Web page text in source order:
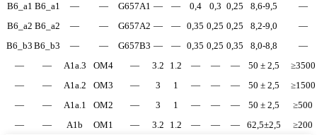
B6_a1 B6_a1 — — G657A1 — — 0,4 0,3 0,25 8,6-9,5
—
B6_a2 B6_a2 — — G657A2 — — 0,35 0,25 0,25 8,2-9,0
—
B6_b3 B6_b3 — — G657B3 — — 0,35 0,25 0,35 8,0-8,8
—
—
— A1a.3 OM4 — 3.2 1.2 — — — 50 ± 2,5
≥3500
—
— A1a.2 OM3 — 3 1 — — — 50 ± 2,5
≥1500
—
— A1a.1 OM2 — 3 1 — — — 50 ± 2,5
≥500
—
— A1b OM1 — 3.2 1.2 — — — 62,5±2,5 ≥200